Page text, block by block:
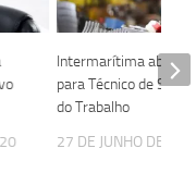
Intermarítima abre
para Técnico de
do Trabalho
27 DE JUNHO DE